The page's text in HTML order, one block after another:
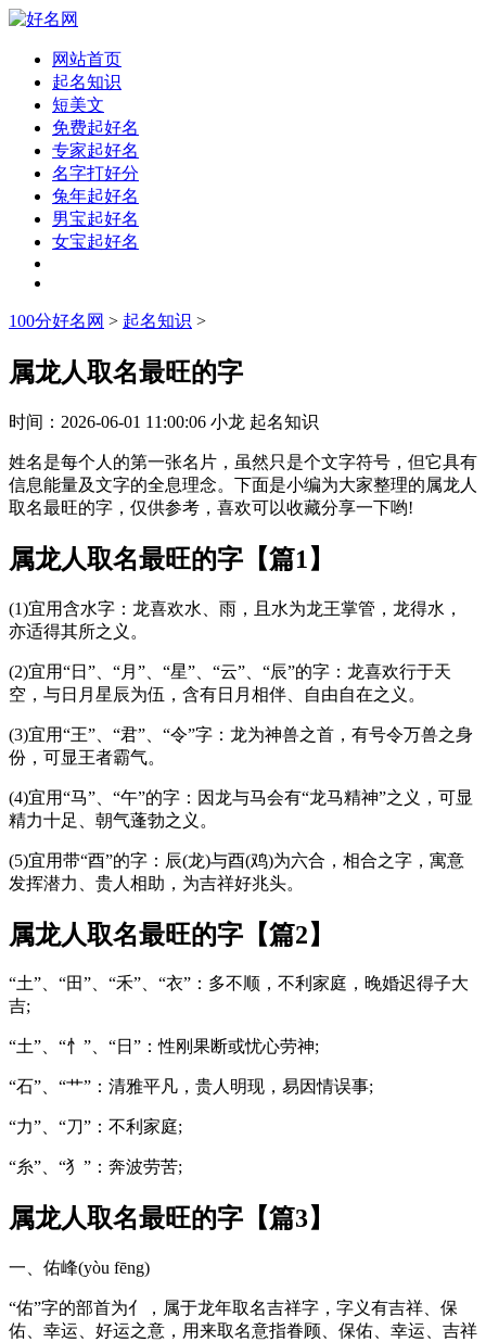
网站首页
起名知识
短美文
免费起好名
专家起好名
名字打好分
兔年起好名
男宝起好名
女宝起好名
100分好名网 > 起名知识 >
属龙人取名最旺的字
时间： 2026-06-01 11:00:06 小龙 起名知识
姓名是每个人的第一张名片，虽然只是个文字符号，但它具有
信息能量及文字的全息理念。下面是小编为大家整理的属龙人
取名最旺的字，仅供参考，喜欢可以收藏分享一下哟!
属龙人取名最旺的字【篇1】
(1)宜用含水字：龙喜欢水、雨，且水为龙王掌管，龙得水，
亦适得其所之义。
(2)宜用“日”、“月”、“星”、“云”、“辰”的字：龙喜欢行于天
空，与日月星辰为伍，含有日月相伴、自由自在之义。
(3)宜用“王”、“君”、“令”字：龙为神兽之首，有号令万兽之身
份，可显王者霸气。
(4)宜用“马”、“午”的字：因龙与马会有“龙马精神”之义，可显
精力十足、朝气蓬勃之义。
(5)宜用带“酉”的字：辰(龙)与酉(鸡)为六合，相合之字，寓意
发挥潜力、贵人相助，为吉祥好兆头。
属龙人取名最旺的字【篇2】
“土”、“田”、“禾”、“衣”：多不顺，不利家庭，晚婚迟得子大
吉;
“土”、“忄”、“日”：性刚果断或忧心劳神;
“石”、“艹”：清雅平凡，贵人明现，易因情误事;
“力”、“刀”：不利家庭;
“糸”、“犭”：奔波劳苦;
属龙人取名最旺的字【篇3】
一、佑峰(yòu fēng)
“佑”字的部首为亻，属于龙年取名吉祥字，字义有吉祥、保
佑、幸运、好运之意，用来取名意指眷顾、保佑、幸运、吉祥